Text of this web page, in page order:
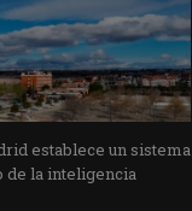
establece un sistema
de la inteligencia